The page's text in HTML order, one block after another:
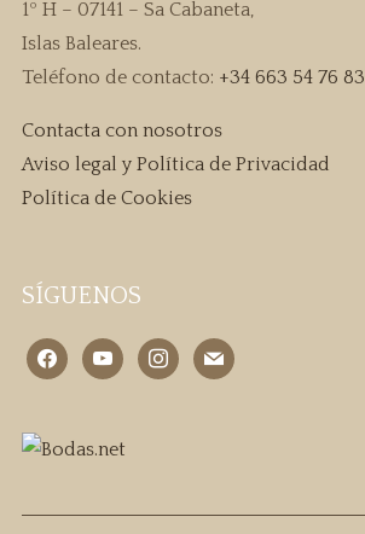
1º H – 07141 – Sa Cabaneta,
Islas Baleares.
Teléfono de contacto: +34 663 54 76 83
Contacta con nosotros
Aviso legal y Política de Privacidad
Política de Cookies
SÍGUENOS
facebookyoutubeinstagram
mail